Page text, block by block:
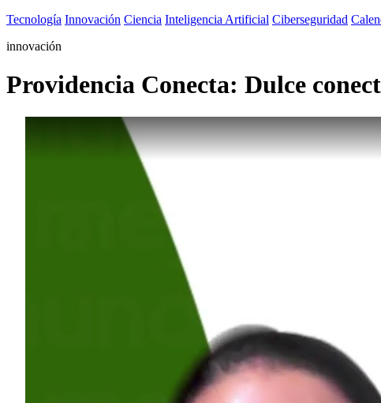
Tecnología Innovación Ciencia Inteligencia Artificial Ciberseguridad
innovación
Providencia Conecta: Dulce